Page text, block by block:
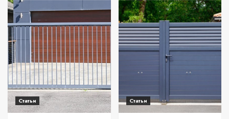
Статьи Статьи